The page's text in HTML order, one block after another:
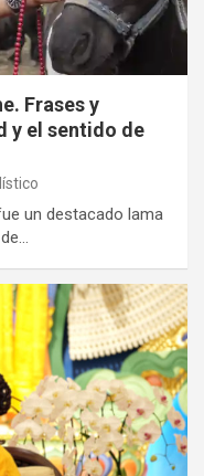
Frases y
y el sentido de
un destacado lama